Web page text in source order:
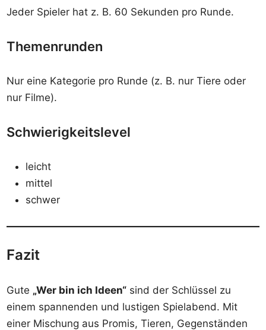
Jeder Spieler hat z. B. 60 Sekunden pro Runde.
Themenrunden
Nur eine Kategorie pro Runde (z. B. nur Tiere oder
nur Filme).
Schwierigkeitslevel
leicht
mittel
schwer
Fazit
Gute „Wer bin ich Ideen“ sind der Schlüssel zu
einem spannenden und lustigen Spielabend. Mit
einer Mischung aus Promis, Tieren, Gegenständen